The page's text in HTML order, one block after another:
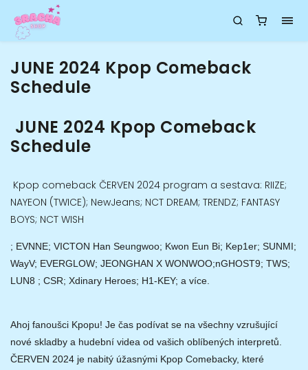
JUNE 2024 Kpop Comeback
Schedule
JUNE 2024 Kpop Comeback
Schedule
Kpop comeback ČERVEN 2024 program a sestava: RIIZE;
NAYEON (TWICE); NewJeans; NCT DREAM; TRENDZ; FANTASY
BOYS; NCT WISH
; EVNNE; VICTON Han Seungwoo; Kwon Eun Bi; Kep1er; SUNMI;
WayV; EVERGLOW; JEONGHAN X WONWOO;nGHOST9; TWS;
LUN8 ; CSR; Xdinary Heroes; H1-KEY; a více.
Ahoj fanoušci Kpopu! Je čas podívat se na všechny vzrušující
nové skladby a hudební videa od vašich oblíbených interpretů.
ČERVEN 2024 je nabitý úžasnými Kpop Comebacky, které